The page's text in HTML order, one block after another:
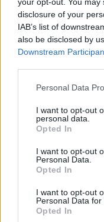
disclosure of your
IAB’s list of
also be disclosed by
Downstream
Personal Data
I want to opt-out
personal data.
Opted In
I want to opt-out
Personal Data.
Opted In
I want to opt-out
Personal Data for
Opted In
kazah polgári és
bizottság vezető
Az árvízi időszak
köztük 31 640
embert, köztük 3474
segélyt szállítottak
millió köbméter
A keresett cikk a
tartozik, melynek